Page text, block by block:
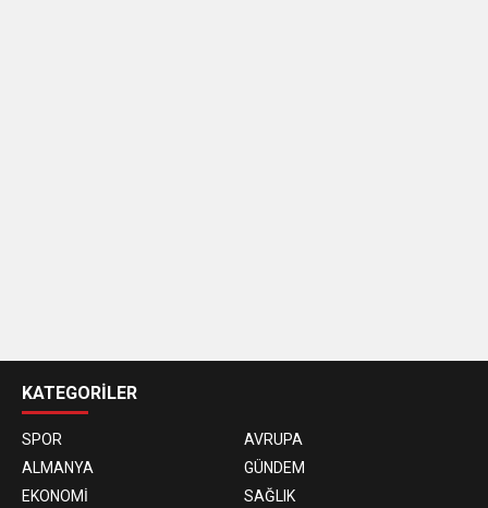
siteleri
KATEGORİLER
SPOR
AVRUPA
ALMANYA
GÜNDEM
EKONOMİ
SAĞLIK